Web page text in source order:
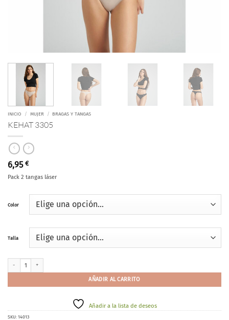
INICIO / MUJER / BRAGAS Y TANGAS
KEHAT 3305
6,95 €
Pack 2 tangas láser
Color
Talla
AÑADIR AL CARRITO
Añadir a la lista de deseos
SKU: 14013